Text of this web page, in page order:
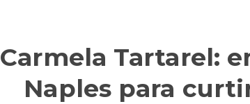
Carmela Tartarel:
Naples para